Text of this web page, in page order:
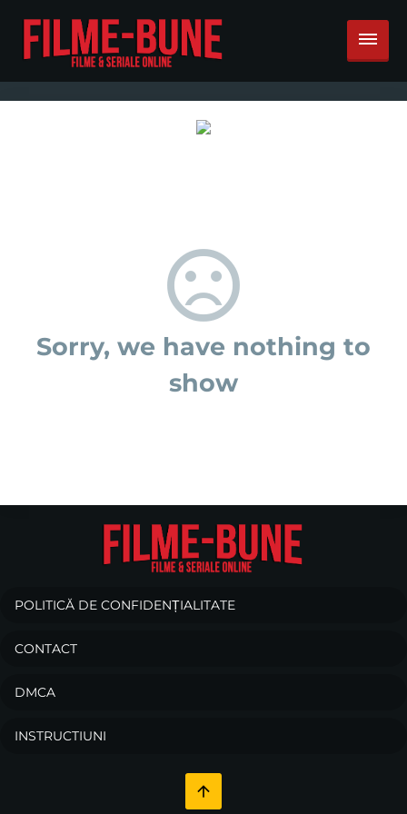
Sorry, we have nothing to
show
POLITICĂ DE CONFIDENȚIALITATE
CONTACT
DMCA
INSTRUCTIUNI